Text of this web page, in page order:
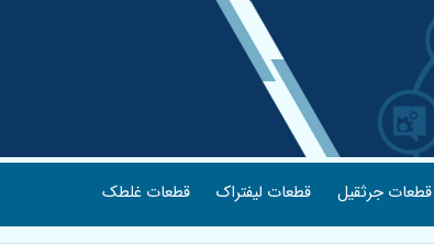
قطعات جرثقیل قطعات لیفتراک قطعات غلطک